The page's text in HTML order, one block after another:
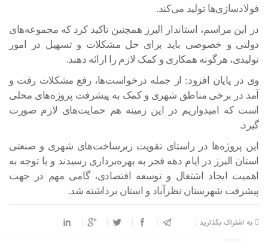
فولادسازی‌ها تولید می‌کند.
در این مراسم، استاندار البرز همچنین تاکید کرد که مجموعه‌های
دولتی و خصوصی باید برای حل مشکلات و تسهیل در امور
تولیدی، هرگونه همکاری و کمک لازم را ارائه دهند.
وی در پایان افزود: از جمله درخواست‌ها، رفع مشکلات رفت و
آمد در برخی مناطق شهری و کمک به پیشرفت پروژه‌های محلی
است که امیدواریم در این زمینه هم حمایت‌های لازم صورت
گیرد.
این پروژه‌ها در راستای تقویت زیرساخت‌های شهری و صنعتی
استان البرز در ایام دهه فجر به بهره‌برداری رسیدند و با توجه به
اهمیت ایجاد اشتغال و توسعه اقتصادی، گامی مهم در جهت
پیشرفت شهرستان نظرآباد و استان برداشته شد.
به اشتراک بگذارید :